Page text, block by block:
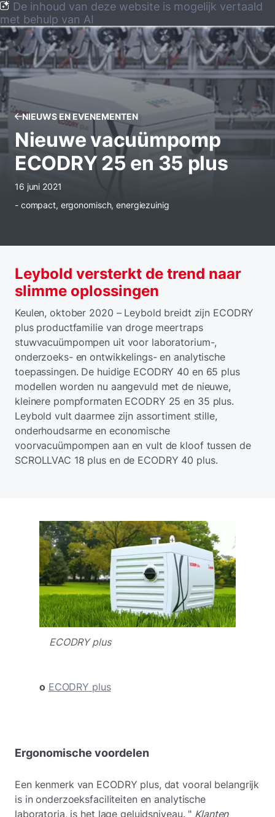
De inhoud van deze website is mogelijk vertaald
met behulp van AI
NIEUWS EN EVENEMENTEN
Nieuwe vacuümpomp
ECODRY 25 en 35 plus
16 juni 2021
- compact, ergonomisch, energiezuinig
Leybold versterkt de trend naar
slimme oplossingen
Keulen, oktober 2020 – Leybold breidt zijn ECODRY
plus productfamilie van droge meertraps
stuwvacuümpompen uit voor laboratorium-,
onderzoeks- en ontwikkelings- en analytische
toepassingen. De huidige ECODRY 40 en 65 plus
modellen worden nu aangevuld met de nieuwe,
kleinere pompformaten ECODRY 25 en 35 plus.
Leybold vult daarmee zijn assortiment stille,
onderhoudsarme en economische
voorvacuümpompen aan en vult de kloof tussen de
SCROLLVAC 18 plus en de ECODRY 40 plus.
ECODRY plus
ο ECODRY plus
Ergonomische voordelen
Een kenmerk van ECODRY plus, dat vooral belangrijk
is in onderzoeksfaciliteiten en analytische
laboratoria, is het lage geluidsniveau. " Klanten